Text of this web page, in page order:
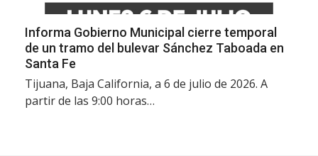
Informa Gobierno Municipal cierre temporal
de un tramo del bulevar Sánchez Taboada en
Santa Fe
Tijuana, Baja California, a 6 de julio de 2026. A
partir de las 9:00 horas…